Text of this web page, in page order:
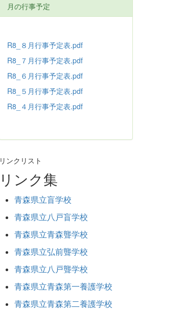
月の行事予定
R8_８月行事予定表.pdf
R8_７月行事予定表.pdf
R8_６月行事予定表.pdf
R8_５月行事予定表.pdf
R8_４月行事予定表.pdf
リンクリスト
リンク集
青森県立盲学校
青森県立八戸盲学校
青森県立青森聾学校
青森県立弘前聾学校
青森県立八戸聾学校
青森県立青森第一養護学校
青森県立青森第二養護学校